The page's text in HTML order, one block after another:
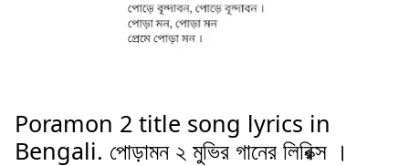
Poramon 2 title song lyrics in
Bengali. পোড়ামন ২ মুভির গানের লিরিক্স ।